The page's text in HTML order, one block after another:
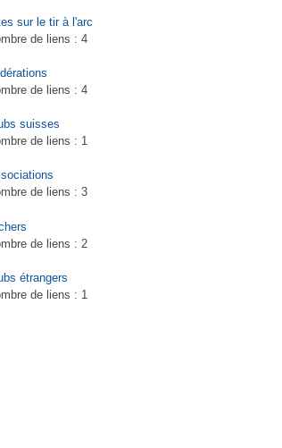
sur le tir à l'arc
de liens : 4
de liens : 4
suisses
de liens : 1
de liens : 3
de liens : 2
étrangers
de liens : 1